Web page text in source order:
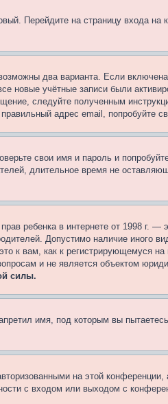
Перейдите на страницу входа
два варианта. Если
новые учётные записи были
следуйте полученным
адрес email, попробуйте
свои имя и пароль и
длительное время не
ребенка в интернете от 1998 г.
Допустимо наличие иного
к вам, как к регистрирующемуся
и не является объектом
силы.
имя, под которым вы
на этой
с входом или выходом с